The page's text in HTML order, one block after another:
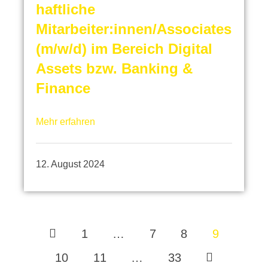
haftliche
Mitarbeiter:innen/Associates
(m/w/d) im Bereich Digital
Assets bzw. Banking &
Finance
Mehr erfahren
12. August 2024
1 7 8
9
10
11 33